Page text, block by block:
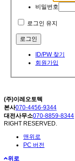
비밀번호
로그인 유지
ID/PW 찾기
회원가입
(주)이레오토텍
본사070-4456-9344
대전사무소070-8859-8344
RIGHT RESERVED.
맨위로
PC 버전
위로